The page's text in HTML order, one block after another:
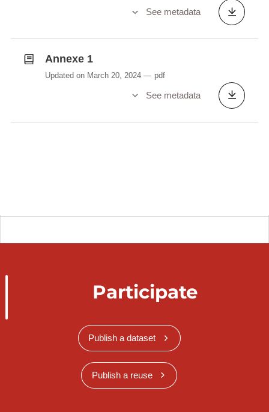
See metadata
Annexe 1
Updated on March 20, 2024 pdf
See metadata
Participate
Publish a dataset
Publish a reuse